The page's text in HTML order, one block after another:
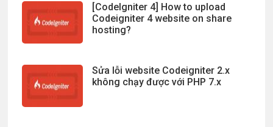
[CodeIgniter 4] How to upload
Codeigniter 4 website on share
hosting?
Sửa lỗi website Codeigniter 2.x
không chạy được với PHP 7.x